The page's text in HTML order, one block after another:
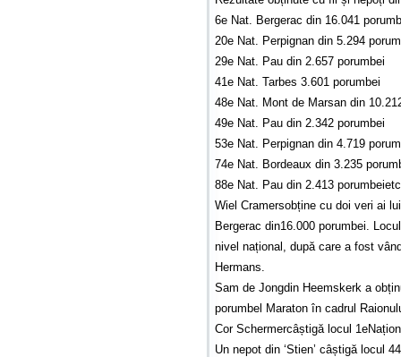
6e Nat. Bergerac din 16.041
20e Nat. Perpignan din 5.294
29e Nat. Pau din 2.657 porumbei
41e Nat. Tarbes 3.601 porumbei
48e Nat. Mont de Marsan din
49e Nat. Pau din 2.342 porumbei
53e Nat. Perpignan din 4.719
74e Nat. Bordeaux din 3.235
88e Nat. Pau din 2.413
Wiel Cramersobține cu doi veri ai
Bergerac din16.000 porumbei.
nivel național, după care a fost
Hermans.
Sam de Jongdin Heemskerk a
porumbel Maraton în cadrul
Cor Schermercâștigă locul
Un nepot din ‘Stien’ câștigă locul